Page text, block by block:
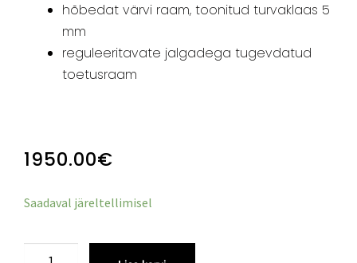
hõbedat värvi raam, toonitud turvaklaas 5
mm
reguleeritavate jalgadega tugevdatud
toetusraam
1950.00€
Saadaval järeltellimisel